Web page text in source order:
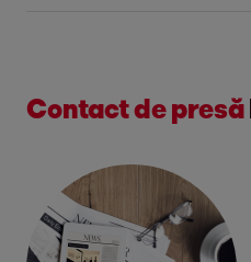
parteneriatul
în
Nouă facilitate
milioane de euro
Contact de presă